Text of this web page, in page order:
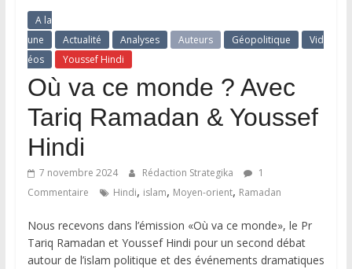
A la
une
Actualité Analyses Auteurs Géopolitique
Vid
éos
Youssef Hindi
Où va ce monde ? Avec
Tariq Ramadan & Youssef
Hindi
7 novembre 2024 Rédaction Strategika
1
Commentaire
Hindi, islam, Moyen-orient, Ramadan
Nous recevons dans l’émission «Où va ce monde», le Pr
Tariq Ramadan et Youssef Hindi pour un second débat
autour de l’islam politique et des événements dramatiques